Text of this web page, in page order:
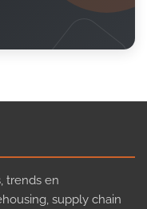
trends en
supply chain